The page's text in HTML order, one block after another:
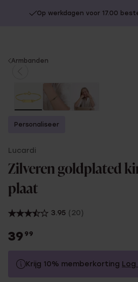
Op werkdagen voor 17.00
You
Armbanden
Personaliseer
Lucardi
Zilveren goldplated
plaat
3.95 (20)
39 99
Krijg 10% memberkorting Log